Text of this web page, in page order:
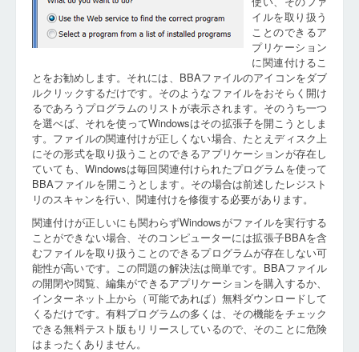
イルを取り扱う
ことのできるア
プリケーション
に関連付けるこ
とをお勧めします。それには、BBAファイルのアイコンをダブ
ルクリックするだけです。そのようなファイルをおそらく開け
るであろうプログラムのリストが表示されます。そのうち一つ
を選べば、それを使ってWindowsはその拡張子を開こうとしま
す。ファイルの関連付けが正しくない場合、たとえディスク上
にその形式を取り扱うことのできるアプリケーションが存在し
ていても、Windowsは毎回関連付けられたプログラムを使って
BBAファイルを開こうとします。その場合は前述したレジスト
リのスキャンを行い、関連付けを修復する必要があります。
関連付けが正しいにも関わらずWindowsがファイルを実行する
ことができない場合、そのコンピューターには拡張子BBAを含
むファイルを取り扱うことのできるプログラムが存在しない可
能性が高いです。この問題の解決法は簡単です。BBAファイル
の開閉や閲覧、編集ができるアプリケーションを購入するか、
インターネット上から（可能であれば）無料ダウンロードして
くるだけです。有料プログラムの多くは、その機能をチェック
できる無料テスト版もリリースしているので、そのことに危険
はまったくありません。